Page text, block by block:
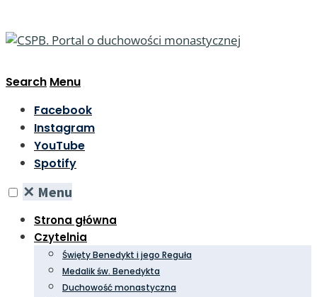
Search Menu
Facebook
Instagram
YouTube
Spotify
✕ Menu
Strona główna
Czytelnia
Święty Benedykt i jego Reguła
Medalik św. Benedykta
Duchowość monastyczna